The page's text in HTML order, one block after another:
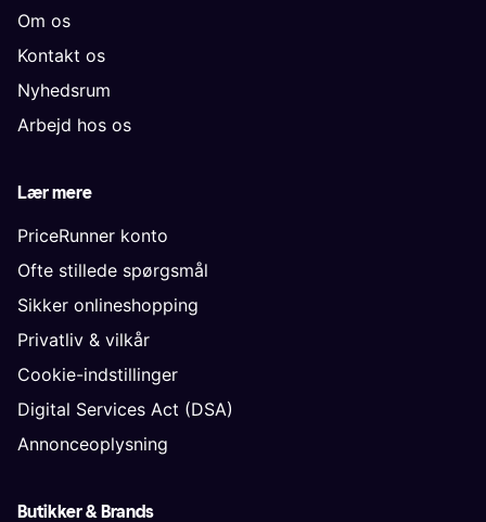
Om os
Kontakt os
Nyhedsrum
Arbejd hos os
Lær mere
PriceRunner konto
Ofte stillede spørgsmål
Sikker onlineshopping
Privatliv & vilkår
Cookie-indstillinger
Digital Services Act (DSA)
Annonceoplysning
Butikker & Brands